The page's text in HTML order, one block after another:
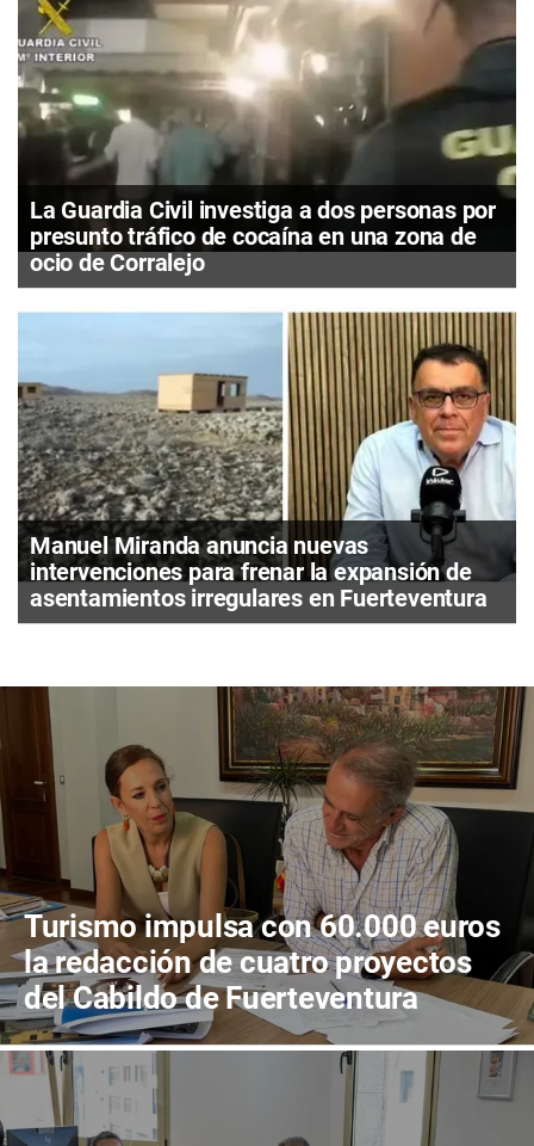
La Guardia Civil investiga a dos personas por
presunto tráfico de cocaína en una zona de
ocio de Corralejo
Manuel Miranda anuncia nuevas
intervenciones para frenar la expansión de
asentamientos irregulares en Fuerteventura
Turismo impulsa con 60.000 euros
la redacción de cuatro proyectos
del Cabildo de Fuerteventura